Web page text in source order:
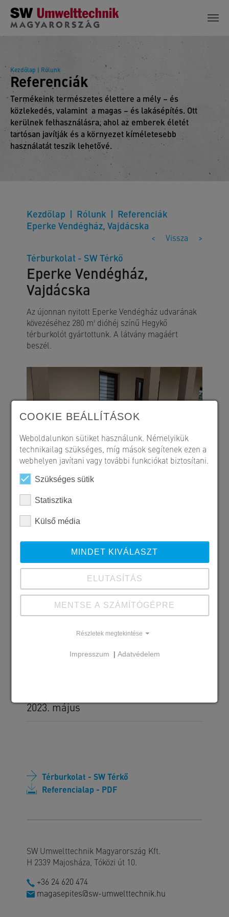
Skip to main content
Kezdőlap | Rólunk
Referenciák
Termékeink természetes élettere a mély – és
közlekedés, valamint a magas – és lakásépítés. Ott
kerülnek felhasználásra, ahol az emberek életét
tartósan javítják és a környezet kíméletesebb
használatát teszik lehetővé.
Kezdőlap Rólunk
Referenciák
Eperke Vendégház, Vajdácska
< Vissza >
Térburkolat - SW Térkő
Eperke Vendégház,
Vajdácska
Az újonnan nyitott Eperke Vendégház udvarának
kövezéséhez 280 m² dióhéj színű Hegykő
térburkolót gyártottunk. A látvány magáért
beszél.
Szállított SW termékek
Hegykő - dióhéj
2023. május
Térburkolat - SW Térkő
Referencialap - PDF
SW Umwelttechnik Magyarország Kft.
H 2339 Majosháza, Tóközi út 10.
+36 24 620 474
magasepites@sw-umwelttechnik.hu
COOKIE BEÁLLÍTÁSOK
Weboldalunkon sütiket használunk. Némelyikük
technikailag szükséges, míg mások segítenek ezen a
webhelyen javítani vagy további funkciókat biztosítani.
Szükséges sütik
Statisztika
Külső média
MINDET KIVÁLASZT
ELUTASÍTÁS
MENTSE A SZÁMÍTÓGÉPRE
Részletek megtekintése
Impresszum | Adatvédelem